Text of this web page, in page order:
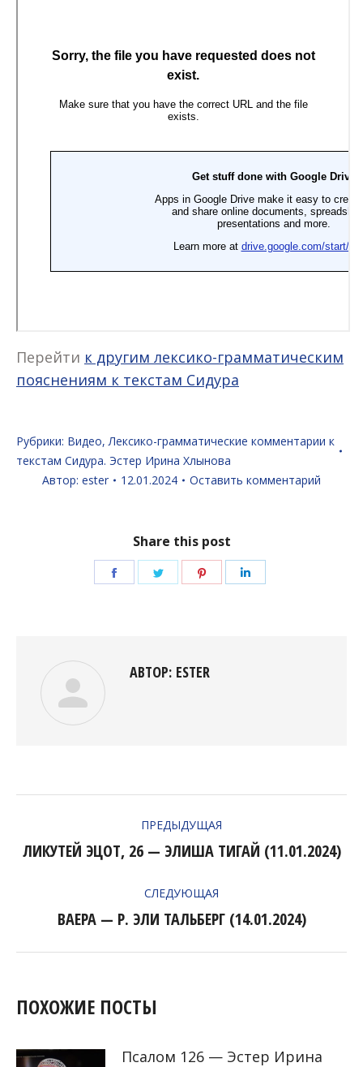
Перейти к другим лексико-грамматическим
пояснениям к текстам Сидура
Рубрики: Видео,Лексико-грамматические комментарии к
текстам Сидура. Эстер Ирина Хлынова
Автор: ester 12.01.2024 Оставить комментарий
Share this post
ПоделитьсяПоделитьсяПоделиться
АВТОР: ESTER
ПО
ПРЕДЫДУЩАЯ
Предыдущая
ЛИКУТЕЙ ЭЦОТ, 26 — ЭЛИША ТИГАЙ (11.01.2024)
СЛЕДУЮЩАЯ
Следующая
ВАЕРА — Р. ЭЛИ ТАЛЬБЕРГ (14.01.2024)
ПОХОЖИЕ ПОСТЫ
Псалом 126 — Эстер Ирина